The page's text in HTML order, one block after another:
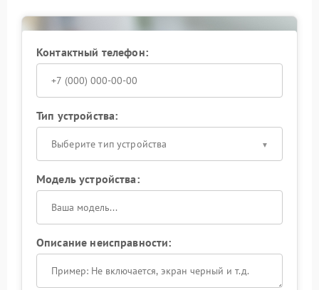
Контактный телефон:
Тип устройства:
Выберите тип устройства
Модель устройства:
Описание неисправности: